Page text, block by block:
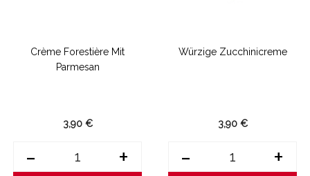
Crème Forestière Mit
Parmesan
3,90 €
- +
Würzige Zucchinicreme
3,90 €
- +